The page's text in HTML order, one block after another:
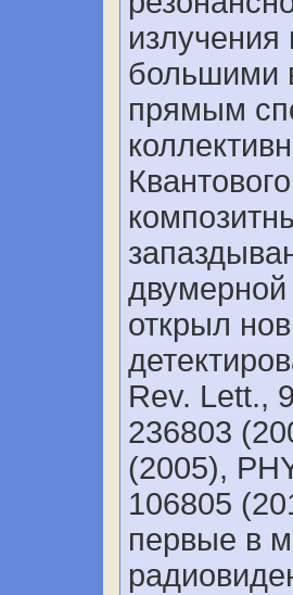
излучения
большими
прямым
открыл
Rev. Lett.,
236803
(2005),
106805
первые в